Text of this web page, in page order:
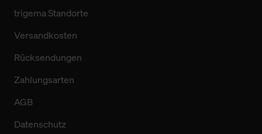
trigema Standorte
Versandkosten
Rücksendungen
Zahlungsarten
AGB
Datenschutz